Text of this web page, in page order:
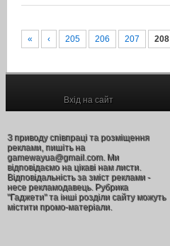
« ‹ 205 206 207 208
Вхід на сайт
З приводу співпраці та розміщення
реклами, пишіть на
gamewayua@gmail.com. Ми
відповідаємо на цікаві нам листи.
Відповідальність за зміст реклами -
несе рекламодавець. Рубрика
"Гаджети" та інші розділи сайту можуть
містити промо-матеріали.